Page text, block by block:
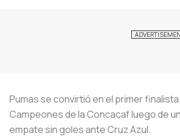
Pumas se convirtió en el primer finalista
Campeones de la Concacaf luego de
empate sin goles ante Cruz Azul.